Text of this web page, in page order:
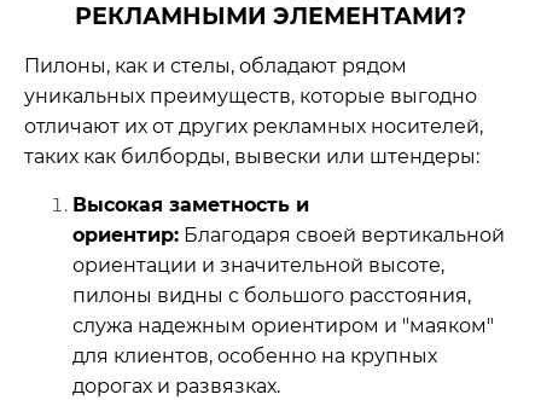
РЕКЛАМНЫМИ ЭЛЕМЕНТАМИ?
Пилоны, как и стелы, обладают рядом
уникальных преимуществ, которые выгодно
отличают их от других рекламных носителей,
таких как билборды, вывески или штендеры:
Высокая заметность и
ориентир: Благодаря своей вертикальной
ориентации и значительной высоте,
пилоны видны с большого расстояния,
служа надежным ориентиром и "маяком"
для клиентов, особенно на крупных
дорогах и развязках.